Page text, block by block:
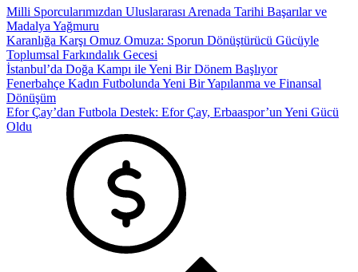
Milli Sporcularımızdan Uluslararası Arenada Tarihi Başarılar ve
Madalya Yağmuru
Karanlığa Karşı Omuz Omuza: Sporun Dönüştürücü Gücüyle
Toplumsal Farkındalık Gecesi
İstanbul’da Doğa Kampı ile Yeni Bir Dönem Başlıyor
Fenerbahçe Kadın Futbolunda Yeni Bir Yapılanma ve Finansal
Dönüşüm
Efor Çay’dan Futbola Destek: Efor Çay, Erbaaspor’un Yeni Gücü
Oldu